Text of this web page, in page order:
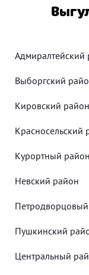
Адмиралтейский
Выборгский
Кировский район
Красносельский
Курортный район
Невский район
Пушкинский
Центральный